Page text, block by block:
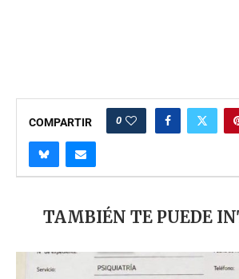
COMPARTIR 0
TAMBIÉN TE PUEDE